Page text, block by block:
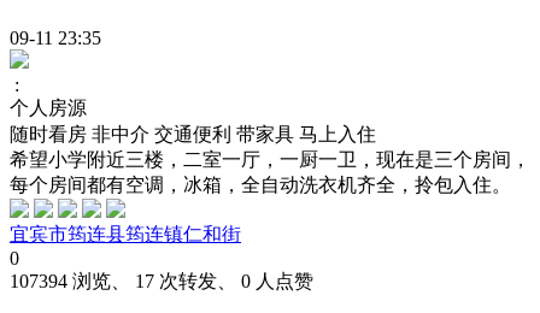
09-11 23:35
:
个人房源
随时看房 非中介 交通便利 带家具 马上入住
希望小学附近三楼，二室一厅，一厨一卫，现在是三个房间，
每个房间都有空调，冰箱，全自动洗衣机齐全，拎包入住。
宜宾市筠连县筠连镇仁和街
0
107394 浏览、 17 次转发、 0 人点赞